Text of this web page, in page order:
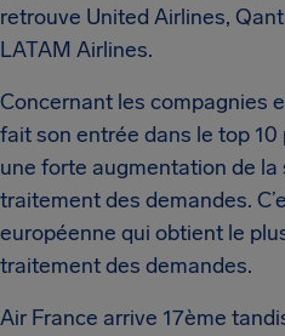
retrouve United Airlines,
LATAM Airlines.
Concernant les compagnies
fait son entrée dans le top 10
une forte augmentation de
traitement des demandes.
européenne qui obtient le
traitement des demandes.
Air France arrive 17ème